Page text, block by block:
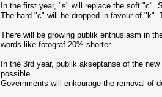
In the first year, "s" will replace the soft "c".
The hard "c" will be dropped in favour of
There will be growing publik enthusiasm in
words like fotograf 20% shorter.
In the 3rd year, publik akseptanse of the
possible.
Governments will enkourage the removal of